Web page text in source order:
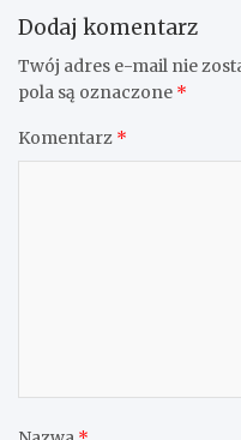
i odrobiną syropu
lodówki na kilka
ulubione owoce.
Nawigacja
Twój adres e-mail nie
pola są oznaczone